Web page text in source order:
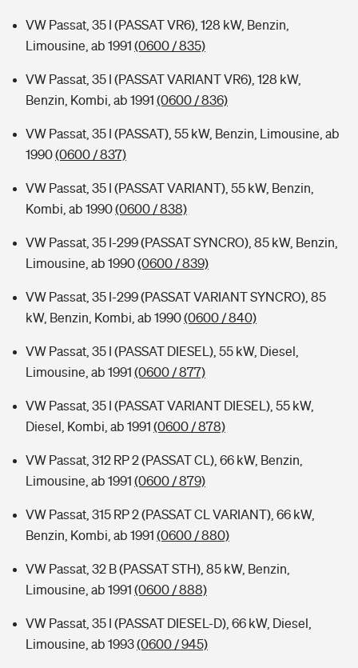
VW Passat, 35 I (PASSAT VR6), 128 kW, Benzin,
Limousine, ab 1991 (0600 / 835)
VW Passat, 35 I (PASSAT VARIANT VR6), 128 kW,
Benzin, Kombi, ab 1991 (0600 / 836)
VW Passat, 35 I (PASSAT), 55 kW, Benzin, Limousine, ab
1990(0600 / 837)
VW Passat, 35 I (PASSAT VARIANT), 55 kW, Benzin,
Kombi, ab 1990(0600 / 838)
VW Passat, 35 I-299 (PASSAT SYNCRO), 85 kW, Benzin,
Limousine, ab 1990(0600 / 839)
VW Passat, 35 I-299 (PASSAT VARIANT SYNCRO), 85
kW, Benzin, Kombi, ab 1990(0600 / 840)
VW Passat, 35 I (PASSAT DIESEL), 55 kW, Diesel,
Limousine, ab 1991 (0600 / 877)
VW Passat, 35 I (PASSAT VARIANT DIESEL), 55 kW,
Diesel, Kombi, ab 1991 (0600 / 878)
VW Passat, 312 RP 2 (PASSAT CL), 66 kW, Benzin,
Limousine, ab 1991 (0600 / 879)
VW Passat, 315 RP 2 (PASSAT CL VARIANT), 66 kW,
Benzin, Kombi, ab 1991 (0600 / 880)
VW Passat, 32 B (PASSAT STH), 85 kW, Benzin,
Limousine, ab 1991 (0600 / 888)
VW Passat, 35 I (PASSAT DIESEL-D), 66 kW, Diesel,
Limousine, ab 1993(0600 / 945)